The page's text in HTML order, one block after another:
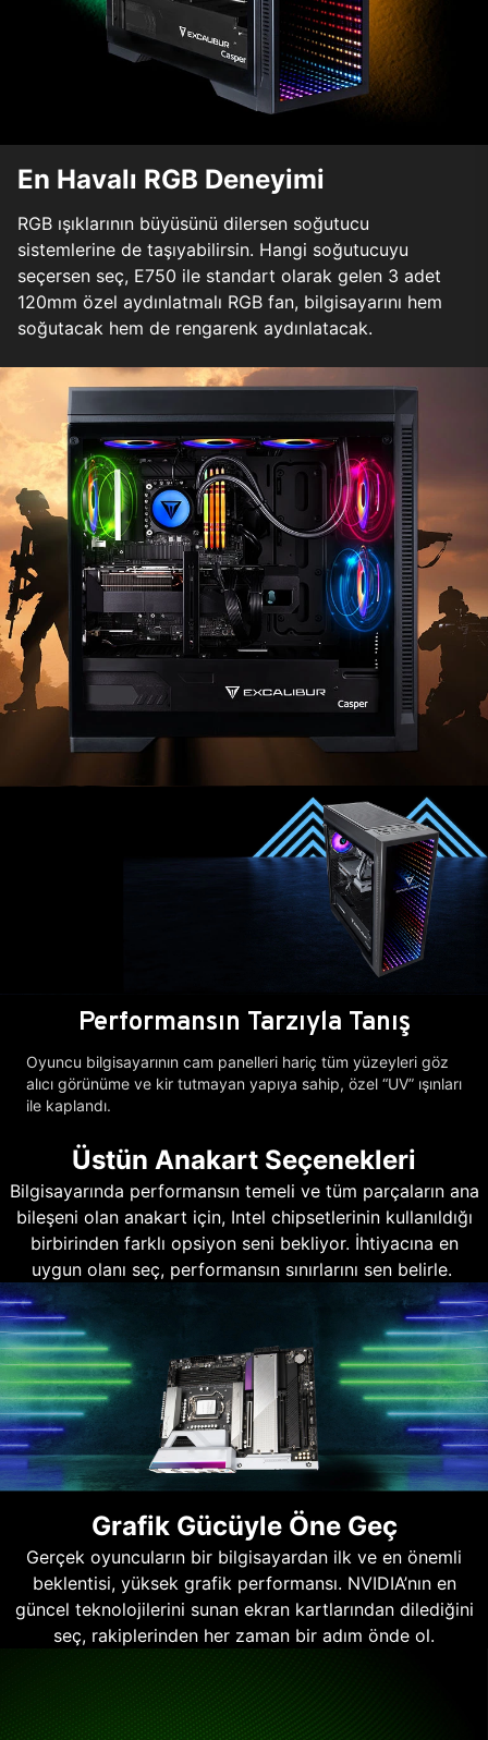
En Havalı RGB Deneyimi
RGB ışıklarının büyüsünü dilersen soğutucu
sistemlerine de taşıyabilirsin. Hangi soğutucuyu
seçersen seç, E750 ile standart olarak gelen 3 adet
120mm özel aydınlatmalı RGB fan, bilgisayarını hem
soğutacak hem de rengarenk aydınlatacak.
Performansın Tarzıyla Tanış
Oyuncu bilgisayarının cam panelleri hariç tüm yüzeyleri göz
alıcı görünüme ve kir tutmayan yapıya sahip, özel “UV” ışınları
ile kaplandı.
Üstün Anakart Seçenekleri
Bilgisayarında performansın temeli ve tüm parçaların ana
bileşeni olan anakart için, Intel chipsetlerinin kullanıldığı
birbirinden farklı opsiyon seni bekliyor. İhtiyacına en
uygun olanı seç, performansın sınırlarını sen belirle.
Grafik Gücüyle Öne Geç
Gerçek oyuncuların bir bilgisayardan ilk ve en önemli
beklentisi, yüksek grafik performansı. NVIDIA’nın en
güncel teknolojilerini sunan ekran kartlarından dilediğini
seç, rakiplerinden her zaman bir adım önde ol.